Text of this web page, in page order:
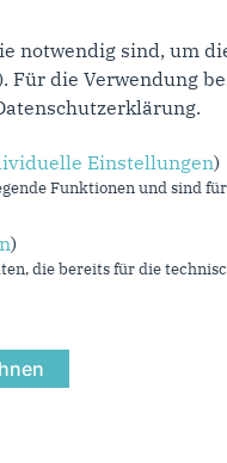
‹ vorherige
fraktion.de
notwendig sind, um
Für die Verwendung
Einstellungen)
Funktionen und sind
)
die bereits für die